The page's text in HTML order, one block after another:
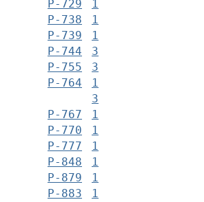
Р-729
1
Р-738
1
Р-739
1
Р-744
3
Р-755
3
Р-764
1
3
Р-767
1
Р-770
1
Р-777
1
Р-848
1
Р-879
1
Р-883
1